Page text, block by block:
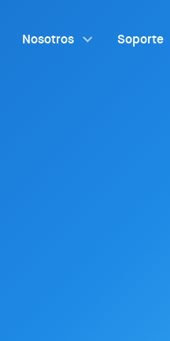
Nosotros Soporte